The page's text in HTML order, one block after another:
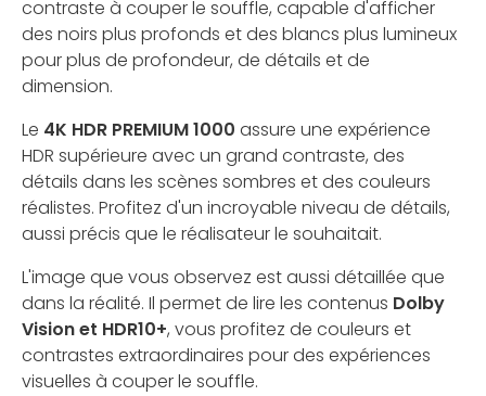
contraste à couper le souffle, capable d'afficher
des noirs plus profonds et des blancs plus lumineux
pour plus de profondeur, de détails et de
dimension.
Le 4K HDR PREMIUM 1000​ assure une expérience
HDR supérieure avec un grand contraste, des
détails dans les scènes sombres et des couleurs
réalistes. Profitez d'un incroyable niveau de détails,
aussi précis que le réalisateur le souhaitait.
L'image que vous observez est aussi détaillée que
dans la réalité. Il permet de lire les contenus Dolby
Vision et HDR10+, vous profitez de couleurs et
contrastes extraordinaires pour des expériences
visuelles à couper le souffle.